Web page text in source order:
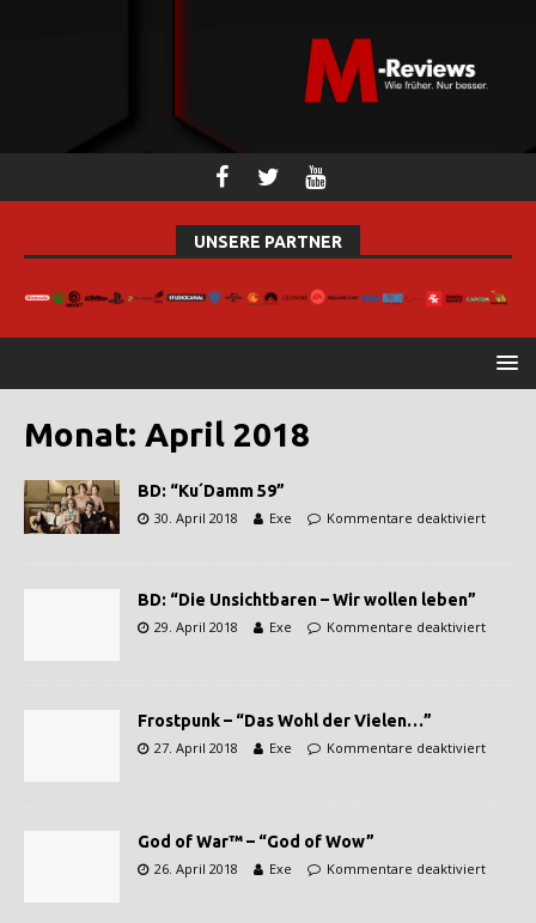
UNSERE PARTNER
Monat: April 2018
BD: “Ku´Damm 59”
30. April 2018 Exe Kommentare deaktiviert
BD: “Die Unsichtbaren – Wir wollen leben”
29. April 2018 Exe Kommentare deaktiviert
Frostpunk – “Das Wohl der Vielen…”
27. April 2018 Exe Kommentare deaktiviert
God of War™ – “God of Wow”
26. April 2018 Exe Kommentare deaktiviert